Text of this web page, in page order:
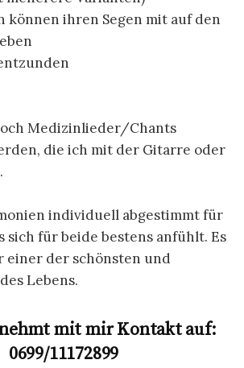
können ihren Segen mit auf den
Medizinlieder/Chants
die ich mit der Gitarre oder
individuell abgestimmt für
sich für beide bestens anfühlt. Es
einer der schönsten und
Lebens.
mit mir Kontakt auf:
0699/11172899